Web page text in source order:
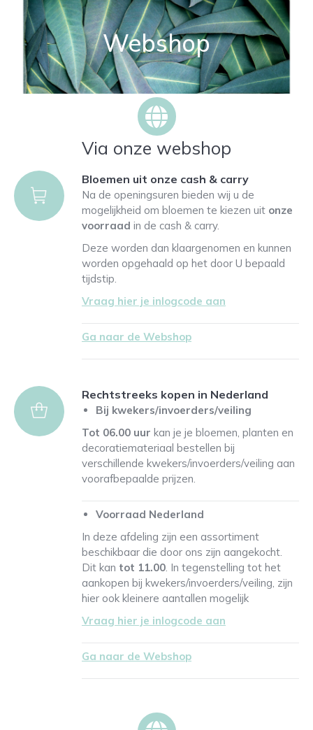
Webshop
Via onze webshop
Bloemen uit onze cash & carry
Na de openingsuren bieden wij u de
mogelijkheid om bloemen te kiezen uit onze
voorraad in de cash & carry.
Deze worden dan klaargenomen en kunnen
worden opgehaald op het door U bepaald
tijdstip.
Vraag hier je inlogcode aan
Ga naar de Webshop
Rechtstreeks kopen in Nederland
Bij kwekers/invoerders/veiling
Tot 06.00 uur kan je je bloemen, planten en
decoratiemateriaal bestellen bij
verschillende kwekers/invoerders/veiling aan
voorafbepaalde prijzen.
Voorraad Nederland
In deze afdeling zijn een assortiment
beschikbaar die door ons zijn aangekocht.
Dit kan tot 11.00. In tegenstelling tot het
aankopen bij kwekers/invoerders/veiling, zijn
hier ook kleinere aantallen mogelijk
Vraag hier je inlogcode aan
Ga naar de Webshop